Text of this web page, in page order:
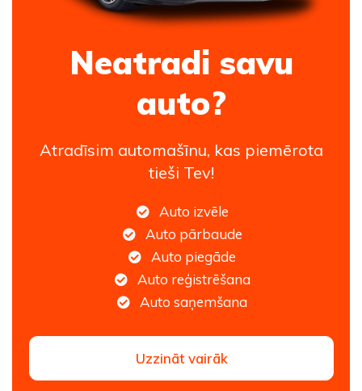
Neatradi savu
auto?
Atradīsim automašīnu, kas piemērota
tieši Tev!
Auto izvēle
Auto pārbaude
Auto piegāde
Auto reģistrēšana
Auto saņemšana
Uzzināt vairāk